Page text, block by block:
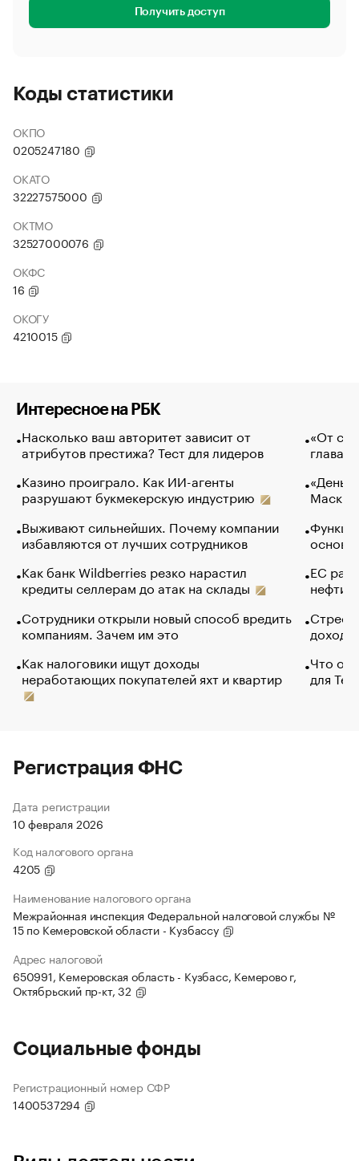
Получить доступ
Коды статистики
ОКПО
0205247180
ОКАТО
32227575000
ОКТМО
32527000076
ОКФС
16
ОКОГУ
4210015
Интересное на РБК
Насколько ваш авторитет зависит от
атрибутов престижа? Тест для лидеров
Казино проиграло. Как ИИ-агенты
разрушают букмекерскую индустрию
Выживают сильнейших. Почему компании
избавляются от лучших сотрудников
Как банк Wildberries резко нарастил
кредиты селлерам до атак на склады
Сотрудники открыли новый способ вредить
компаниям. Зачем им это
Как налоговики ищут доходы
неработающих покупателей яхт и квартир
«От
глава
Маск в
основ
ЕС
нефти
Что
для
Регистрация ФНС
Дата регистрации
10 февраля 2026
Код налогового органа
4205
Наименование налогового органа
Межрайонная инспекция Федеральной налоговой службы №
15 по Кемеровской области - Кузбассу
Адрес налоговой
650991, Кемеровская область - Кузбасс, Кемерово г,
Октябрьский пр-кт, 32
Социальные фонды
Регистрационный номер СФР
1400537294